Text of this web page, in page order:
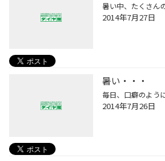
2014年7月27日
暑い・・・
2014年7月26日